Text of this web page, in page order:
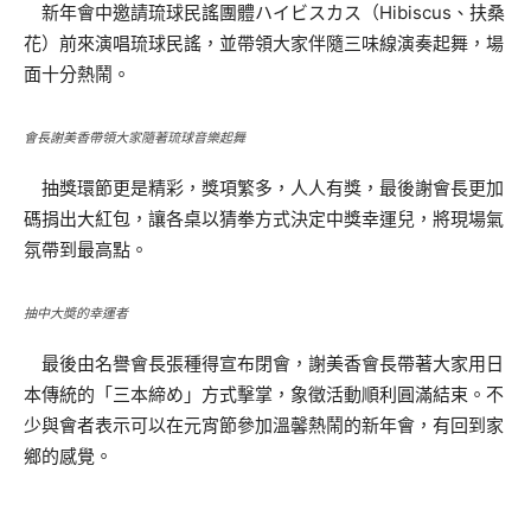
新年會中邀請琉球民謠團體ハイビスカス（Hibiscus、扶桑
花）前來演唱琉球民謠，並帶領大家伴隨三味線演奏起舞，場
面十分熱鬧。
會長謝美香帶領大家隨著琉球音樂起舞
抽獎環節更是精彩，獎項繁多，人人有獎，最後謝會長更加
碼捐出大紅包，讓各桌以猜拳方式決定中獎幸運兒，將現場氣
氛帶到最高點。
抽中大奬的幸運者
最後由名譽會長張種得宣布閉會，謝美香會長帶著大家用日
本傳統的「三本締め」方式擊掌，象徵活動順利圓滿結束。不
少與會者表示可以在元宵節參加溫馨熱鬧的新年會，有回到家
鄉的感覺。